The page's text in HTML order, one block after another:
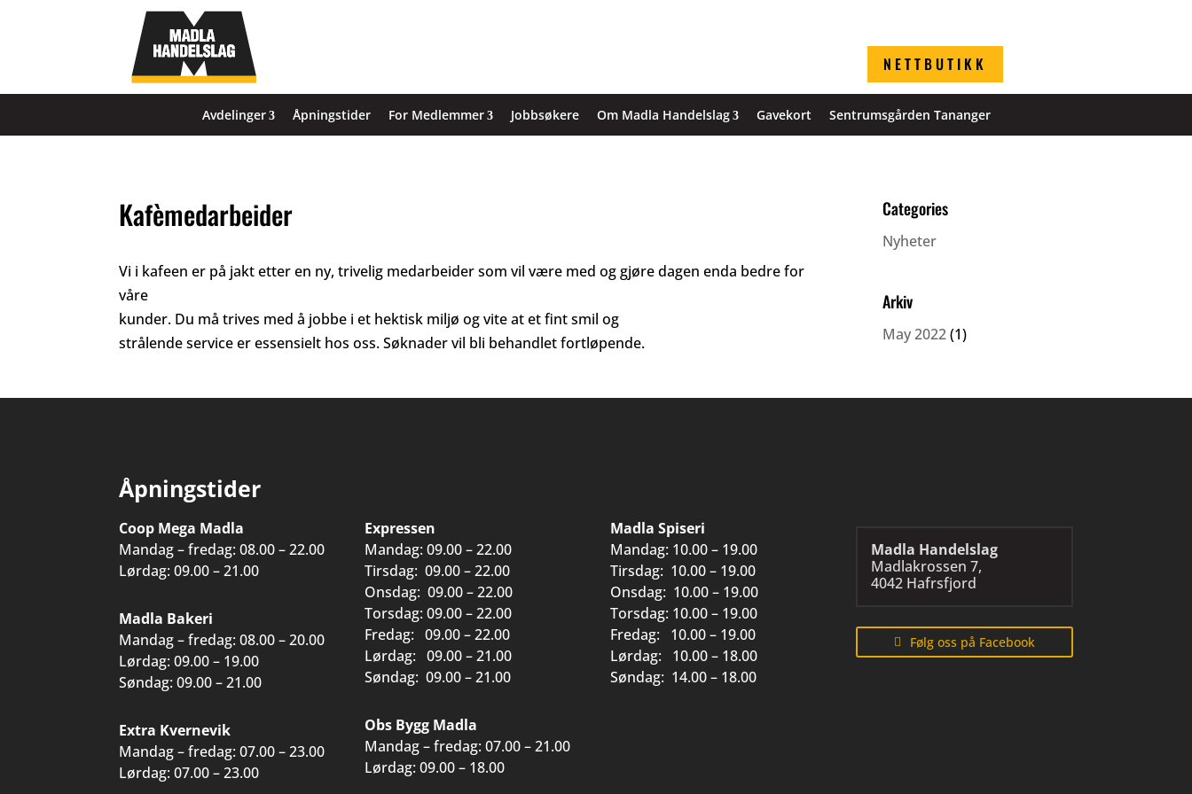
NETTBUTIKK
Avdelinger Åpningstider For Medlemmer Jobbsøkere Om Madla Handelslag Gavekort Sentrumsgården Tananger
Kafèmedarbeider
Vi i kafeen er på jakt etter en ny, trivelig medarbeider som vil være med og gjøre dagen enda bedre for
våre
kunder. Du må trives med å jobbe i et hektisk miljø og vite at et fint smil og
strålende service er essensielt hos oss. Søknader vil bli behandlet fortløpende.
Categories
Nyheter
Arkiv
May 2022(1)
Åpningstider
Coop Mega Madla
Mandag – fredag: 08.00 – 22.00
Lørdag: 09.00 – 21.00
Madla Bakeri
Mandag – fredag: 08.00 – 20.00
Lørdag: 09.00 – 19.00
Søndag: 09.00 – 21.00
Extra Kvernevik
Mandag – fredag: 07.00 – 23.00
Lørdag: 07.00 – 23.00
Expressen
Mandag: 09.00 – 22.00
Tirsdag: 09.00 – 22.00
Onsdag: 09.00 – 22.00
Torsdag: 09.00 – 22.00
Fredag: 09.00 – 22.00
Lørdag: 09.00 – 21.00
Søndag: 09.00 – 21.00
Obs Bygg Madla
Mandag – fredag: 07.00 – 21.00
Lørdag: 09.00 – 18.00
Madla Spiseri
Mandag: 10.00 – 19.00
Tirsdag: 10.00 – 19.00
Onsdag: 10.00 – 19.00
Torsdag: 10.00 – 19.00
Fredag: 10.00 – 19.00
Lørdag: 10.00 – 18.00
Søndag: 14.00 – 18.00
Madla Handelslag
Madlakrossen 7,
4042 Hafrsfjord
Følg oss på Facebook